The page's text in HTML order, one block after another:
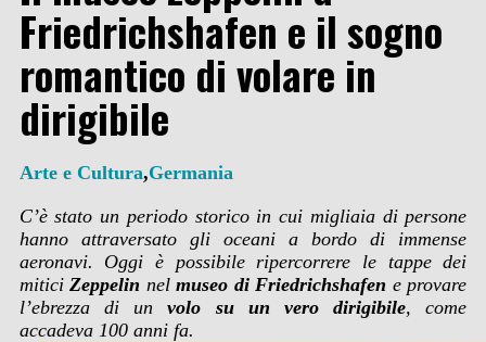
Friedrichshafen e il sogno
romantico di volare in
dirigibile
Arte e Cultura,Germania
C’è stato un periodo storico in cui migliaia di persone
hanno attraversato gli oceani a bordo di immense
aeronavi. Oggi è possibile ripercorrere le tappe dei
miticiZeppelin nelmuseo di Friedrichshafen e provare
l’ebrezza di unvolo su un vero dirigibile, come
accadeva 100 anni fa.